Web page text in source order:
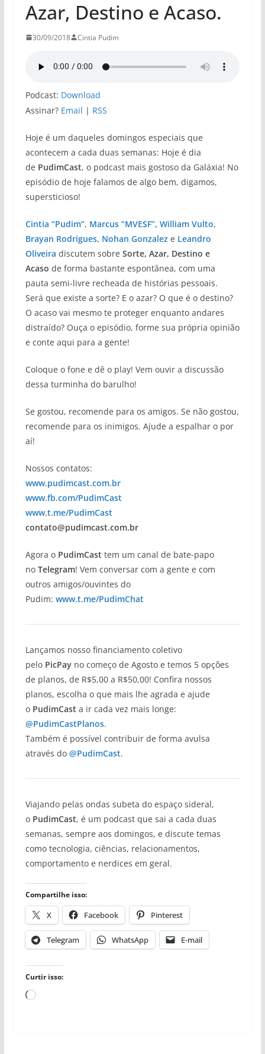
Azar, Destino e Acaso.
30/09/2018 Cintia Pudim
Podcast: Download
Assinar? Email | RSS
Hoje é um daqueles domingos especiais que
acontecem a cada duas semanas: Hoje é dia
de PudimCast, o podcast mais gostoso da Galáxia! No
episódio de hoje falamos de algo bem, digamos,
supersticioso!
Cintia “Pudim”, Marcus “MVESF”, William Vulto,
Brayan Rodrigues, Nohan Gonzaleze Leandro
Oliveira discutem sobre Sorte, Azar, Destino e
Acaso de forma bastante espontânea, com uma
pauta semi-livre recheada de histórias pessoais.
Será que existe a sorte? E o azar? O que é o destino?
O acaso vai mesmo te proteger enquanto andares
distraído? Ouça o episódio, forme sua própria opinião
e conte aqui para a gente!
Coloque o fone e dê o play! Vem ouvir a discussão
dessa turminha do barulho!
Se gostou, recomende para os amigos. Se não gostou,
recomende para os inimigos. Ajude a espalhar o por
aí!
Nossos contatos:
www.pudimcast.com.br
www.fb.com/PudimCast
www.t.me/PudimCast
contato@pudimcast.com.br
Agora o PudimCast tem um canal de bate-papo
noTelegram! Vem conversar com a gente e com
outros amigos/ouvintes do
Pudim: www.t.me/PudimChat
Lançamos nosso financiamento coletivo
pelo PicPayno começo de Agosto e temos 5 opções
de planos, de R$5,00 a R$50,00! Confira nossos
planos, escolha o que mais lhe agrada e ajude
o PudimCast a ir cada vez mais longe:
@PudimCastPlanos.
Também é possível contribuir de forma avulsa
através do @PudimCast.
Viajando pelas ondas subeta do espaço sideral,
o PudimCast, é um podcast que sai a cada duas
semanas, sempre aos domingos, e discute temas
como tecnologia, ciências, relacionamentos,
comportamento e nerdices em geral.
Compartilhe isso:
X Facebook Pinterest
Telegram WhatsApp E-mail
Curtir isso:
Carregando...